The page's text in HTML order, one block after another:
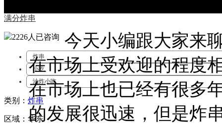
满分炸串
2226人 已咨询
炸串
小吃
油炸小吃
类别： 炸串
区域：华东
今天小编跟大家来聊
在市场上受欢迎的程度
在市场上也已经有很多
的发展很迅速，但是炸